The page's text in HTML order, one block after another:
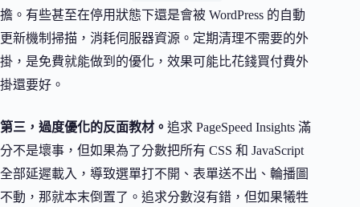
擔。有些甚至在停用狀態下還是會被 WordPress 的自動
更新機制掃描，消耗伺服器資源。定期清理不需要的外
掛，是免費就能做到的優化，效果可能比花錢買付費外
掛還要好。
第三，過度優化的反面教材。 追求 PageSpeed Insights 滿
分不是壞事，但如果為了分數把所有 CSS 和 JavaScript
全部延遲載入，導致選單打不開、表單送不出、輪播圖
不動，那就本末倒置了。追求分數沒有錯，但如果犧牲